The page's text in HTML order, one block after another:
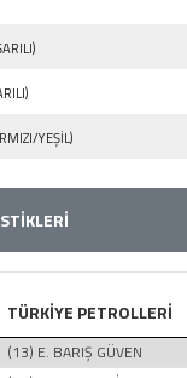
YEŞİL)
TÜRKİYE PETROLLERİ
(13) E. BARIŞ GÜVEN